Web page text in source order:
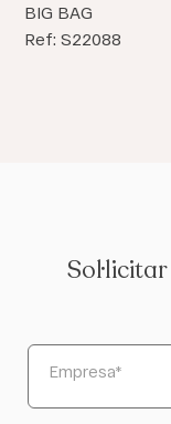
BIG BAG
Ref: S22088
Empresa*